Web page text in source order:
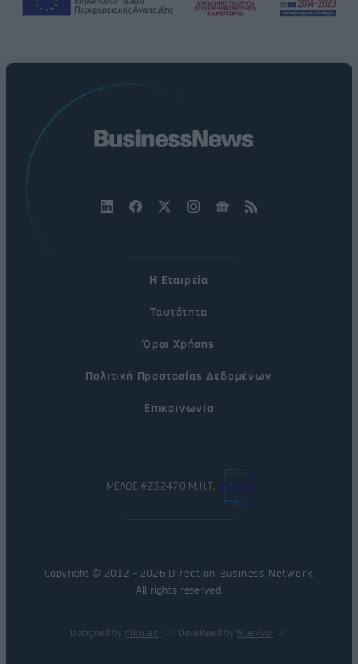
Η Εταιρεία
Ταυτότητα
Όροι Χρήσης
Πολιτική Προστασίας Δεδομένων
Επικοινωνία
ΜΕΛΟΣ #232470 Μ.Η.Τ.
Copyright © 2012 - 2026 Direction Business Network
All rights reserved.
Designed by nikolas Developed by Nuevvo